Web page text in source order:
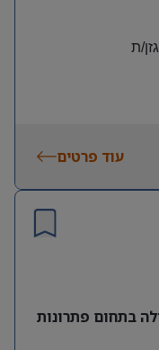
ת
עוד פרטים
בתחום פתרונות